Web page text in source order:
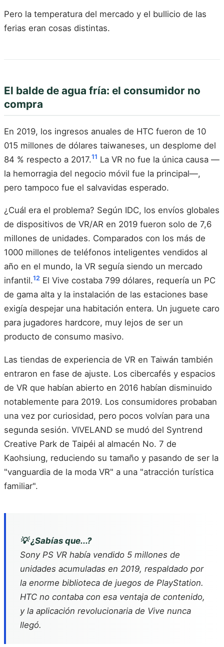
Pero la temperatura del mercado y el bullicio de las
ferias eran cosas distintas.
El balde de agua fría: el consumidor no
compra
En 2019, los ingresos anuales de HTC fueron de 10
015 millones de dólares taiwaneses, un desplome del
84 % respecto a 2017.11 La VR no fue la única causa —
la hemorragia del negocio móvil fue la principal—,
pero tampoco fue el salvavidas esperado.
¿Cuál era el problema? Según IDC, los envíos globales
de dispositivos de VR/AR en 2019 fueron solo de 7,6
millones de unidades. Comparados con los más de
1000 millones de teléfonos inteligentes vendidos al
año en el mundo, la VR seguía siendo un mercado
infantil.12 El Vive costaba 799 dólares, requería un PC
de gama alta y la instalación de las estaciones base
exigía despejar una habitación entera. Un juguete caro
para jugadores hardcore, muy lejos de ser un
producto de consumo masivo.
Las tiendas de experiencia de VR en Taiwán también
entraron en fase de ajuste. Los cibercafés y espacios
de VR que habían abierto en 2016 habían disminuido
notablemente para 2019. Los consumidores probaban
una vez por curiosidad, pero pocos volvían para una
segunda sesión. VIVELAND se mudó del Syntrend
Creative Park de Taipéi al almacén No. 7 de
Kaohsiung, reduciendo su tamaño y pasando de ser la
"vanguardia de la moda VR" a una "atracción turística
familiar".
💡 ¿Sabías que...?
Sony PS VR había vendido 5 millones de
unidades acumuladas en 2019, respaldado por
la enorme biblioteca de juegos de PlayStation.
HTC no contaba con esa ventaja de contenido,
y la aplicación revolucionaria de Vive nunca
llegó.